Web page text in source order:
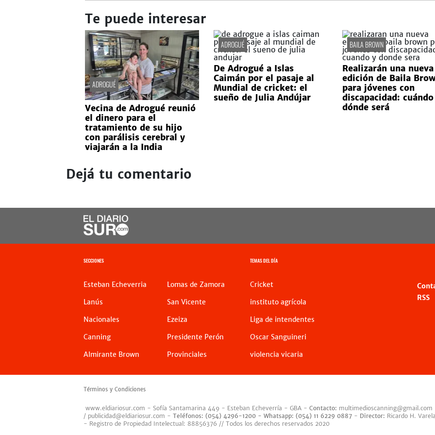
Te puede interesar
ADROGUÉ
Vecina de Adrogué reunió
el dinero para el
tratamiento de su hijo
con parálisis cerebral y
viajarán a la India
ADROGUÉ
De Adrogué a Islas
Caimán por el pasaje al
Mundial de cricket: el
sueño de Julia Andújar
BAILA BROWN
Realizarán una nueva
edición de Baila
para jóvenes con
discapacidad:
dónde será
Dejá tu comentario
SECCIONES
Esteban Echeverria
Lanús
Nacionales
Canning
Almirante Brown
Lomas de Zamora
San Vicente
Ezeiza
Presidente Perón
Provinciales
TEMAS DEL DÍA
Cricket
instituto agrícola
Liga de intendentes
Oscar Sanguineri
violencia vicaria
RSS
Términos y Condiciones
www.eldiariosur.com - Sofía Santamarina 449 - Esteban Echeverría - GBA - Contacto: multimedioscanning@gmail.com
/ publicidad@eldiariosur.com - Teléfonos: (054) 4296-1200 - Whatsapp: (054) 11 6229 0887 - Director: Ricardo H.
- Registro de Propiedad Intelectual: 88856376 // Todos los derechos reservados 2020